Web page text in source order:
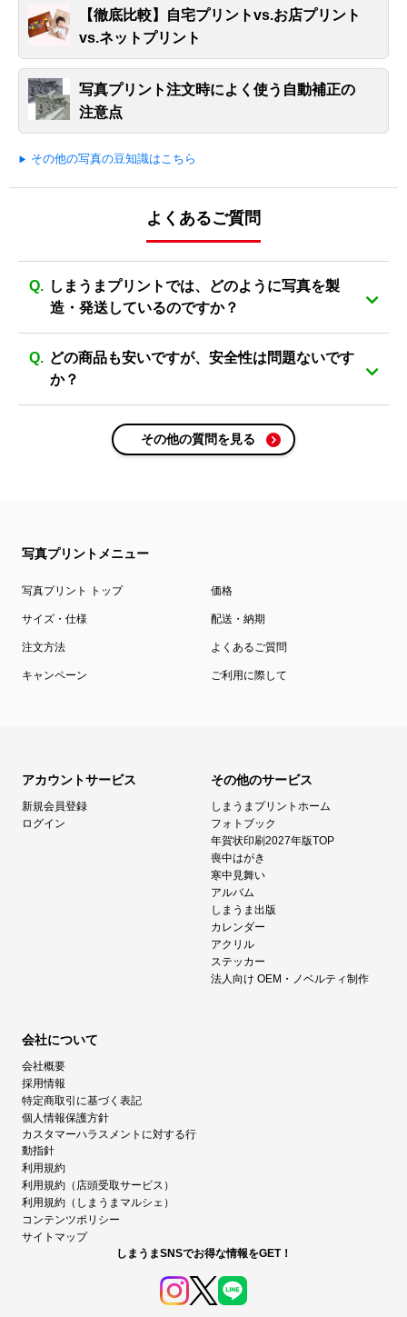
【徹底比較】自宅プリントvs.お店プリント
vs.ネットプリント
写真プリント注文時によく使う自動補正の
注意点
その他の写真の豆知識はこちら
よくあるご質問
しまうまプリントでは、どのように写真を製
造・発送しているのですか？
どの商品も安いですが、安全性は問題ないです
か？
その他の質問を見る
写真プリントメニュー
写真プリント トップ 価格
サイズ・仕様 配送・納期
注文方法 よくあるご質問
キャンペーン ご利用に際して
アカウントサービス
新規会員登録
ログイン
その他のサービス
しまうまプリントホーム
フォトブック
年賀状印刷2027年版TOP
喪中はがき
寒中見舞い
アルバム
しまうま出版
カレンダー
アクリル
ステッカー
法人向け OEM・ノベルティ制作
会社について
会社概要
採用情報
特定商取引に基づく表記
個人情報保護方針
カスタマーハラスメントに対する行
動指針
利用規約
利用規約（店頭受取サービス）
利用規約（しまうまマルシェ）
コンテンツポリシー
サイトマップ
しまうまSNSでお得な情報をGET！